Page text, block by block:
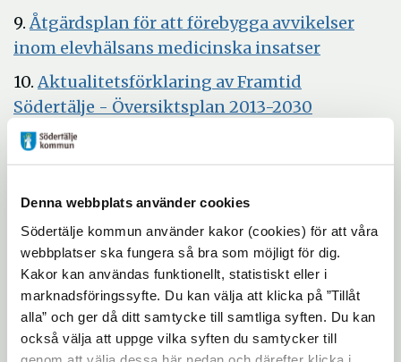
Denna webbplats använder cookies
Södertälje kommun använder kakor (cookies) för att våra
webbplatser ska fungera så bra som möjligt för dig.
Kakor kan användas funktionellt, statistiskt eller i
marknadsföringssyfte. Du kan välja att klicka på ”Tillåt
alla” och ger då ditt samtycke till samtliga syften. Du kan
också välja att uppge vilka syften du samtycker till
i
nytt
9.Åtgärdsplan för att förebygga avvikelser
inom elevhälsans medicinska insatserÖppna
fönster
10. Aktualitetsförklaring av Framtid
Södertälje - Översiktsplan 2013-2030
11.Konstgräsplan Hölö IP
i
kommundelsnämnd april 2018
i
nytt
fönster
13.Yttrande över remiss från
samhällsbyggnadskontoret, "Förslag till
odlingsstrategi i Södertälje kommun 2018-
2030"
Öppna
i
14.Remiss: Samråd om förslag till